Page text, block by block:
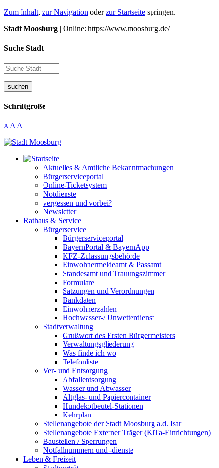
Zum Inhalt, zur Navigation oderzur Startseite springen.
Stadt Moosburg | Online: https://www.moosburg.de/
Suche Stadt
suchen
Schriftgröße
A A A
Aktuelles & Amtliche Bekanntmachungen
Bürgerserviceportal
Online-Ticketsystem
Notdienste
vergessen und vorbei?
Newsletter
Rathaus & Service
Bürgerservice
Bürgerserviceportal
BayernPortal & BayernApp
KFZ-Zulassungsbehörde
Einwohnermeldeamt & Passamt
Standesamt und Trauungszimmer
Formulare
Satzungen und Verordnungen
Bankdaten
Einwohnerzahlen
Hochwasser-/ Unwetterdienst
Stadtverwaltung
Grußwort des Ersten Bürgermeisters
Verwaltungsgliederung
Was finde ich wo
Telefonliste
Ver- und Entsorgung
Abfallentsorgung
Wasser und Abwasser
Altglas- und Papiercontainer
Hundekotbeutel-Stationen
Kehrplan
Stellenangebote der Stadt Moosburg a.d. Isar
Stellenangebote Externer Träger (KiTa-Einrichtungen)
Baustellen / Sperrungen
Notfallnummern und -dienste
Leben & Freizeit